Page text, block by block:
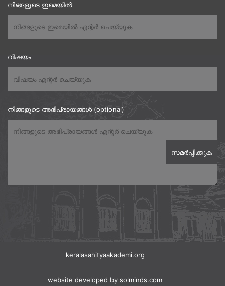
നിങ്ങളുടെ ഇമെയിൽ
വിഷയം
നിങ്ങളുടെ അഭിപ്രായങ്ങൾ (optional)
keralasahityaakademi.org
website developed by solminds.com